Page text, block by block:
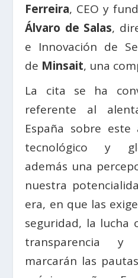
Ferreira, CEO y
Álvaro de Salas,
e Innovación de
de Minsait, una
La cita se ha
referente al
España sobre
tecnológico y
además una
nuestra
era, en que las
seguridad, la lucha
transparencia y
marcarán las